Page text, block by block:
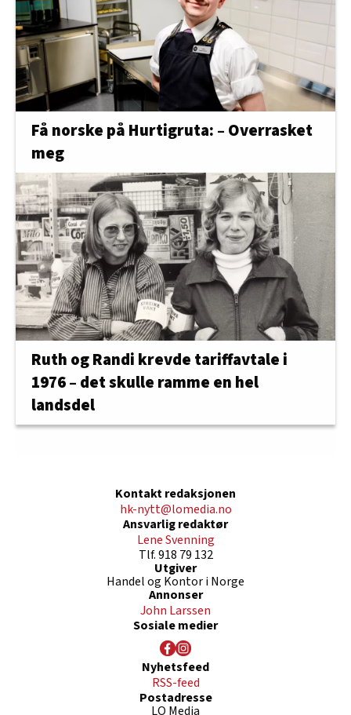
Få norske på Hurtigruta: – Overrasket
meg
Ruth og Randi krevde tariffavtale i
1976 – det skulle ramme en hel
landsdel
Kontakt redaksjonen
hk-nytt@lomedia.no
Ansvarlig redaktør
Lene Svenning
Tlf. 918 79 132
Utgiver
Handel og Kontor i Norge
Annonser
John Larssen
Sosiale medier
Nyhetsfeed
RSS-feed
Postadresse
LO Media